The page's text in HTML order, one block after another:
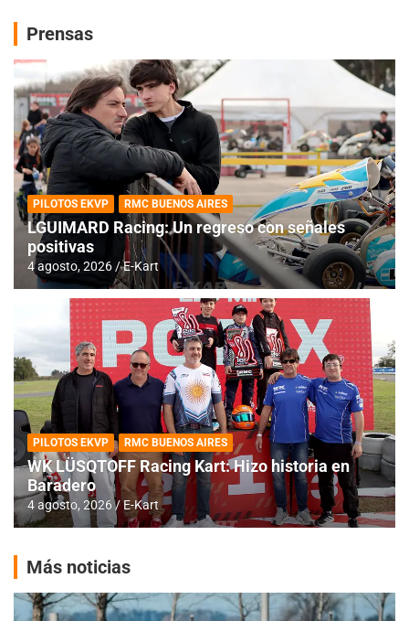
Prensas
PILOTOS EKVP RMC BUENOS AIRES
LGUIMARD Racing: Un regreso con señales
positivas
4 agosto, 2026 E-Kart
PILOTOS EKVP RMC BUENOS AIRES
WK LÜSQTOFF Racing Kart: Hizo historia en
Baradero
4 agosto, 2026 E-Kart
Más noticias